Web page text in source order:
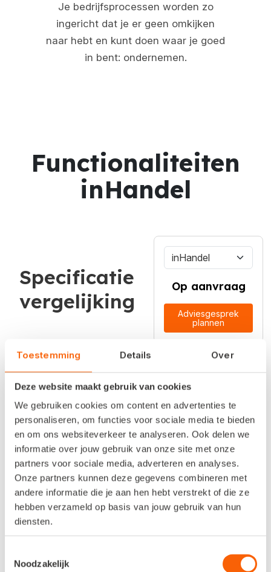
Toestemming Details Over
Deze website maakt gebruik van cookies
We gebruiken cookies om content en advertenties te
personaliseren, om functies voor sociale media te bieden
en om ons websiteverkeer te analyseren. Ook delen we
informatie over jouw gebruik van onze site met onze
partners voor sociale media, adverteren en analyses.
Onze partners kunnen deze gegevens combineren met
andere informatie die je aan hen hebt verstrekt of die ze
hebben verzameld op basis van jouw gebruik van hun
diensten.
Noodzakelijk
Je bedrijfsprocessen worden zo
ingericht dat je er geen omkijken
naar hebt en kunt doen waar je goed
in bent: ondernemen.
Functionaliteiten
inHandel
Specificatie
vergelijking
Op aanvraag
Adviesgesprek
plannen
Boekhouden
Functionaliteit
Samenwerken met je
boekhouder of accountant
(incl. mailbox)
Onbeperkt bonnen scannen
via app
Scan- en herkenfunctionaliteit
dashboard